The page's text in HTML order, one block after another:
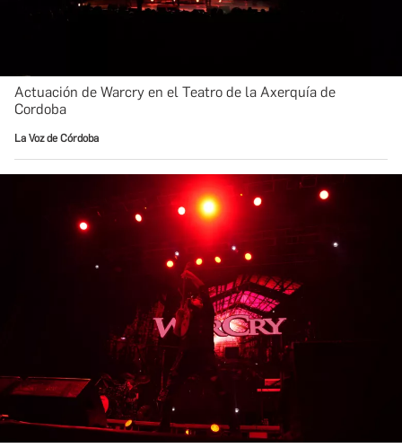
Actuación de Warcry en el Teatro de la Axerquía de
Cordoba
La Voz de Córdoba